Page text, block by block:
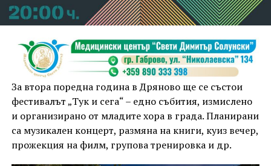
За втора поредна година в Дряново ще се състои
фестивалът „Тук и сега“ – едно събития, измислено
и организирано от младите хора в града. Планирани
са музикален концерт, размяна на книги, куиз вечер,
прожекция на филм, групова тренировка и др.